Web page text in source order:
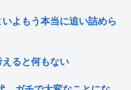
よもう本当に追い詰めら
ると何もない